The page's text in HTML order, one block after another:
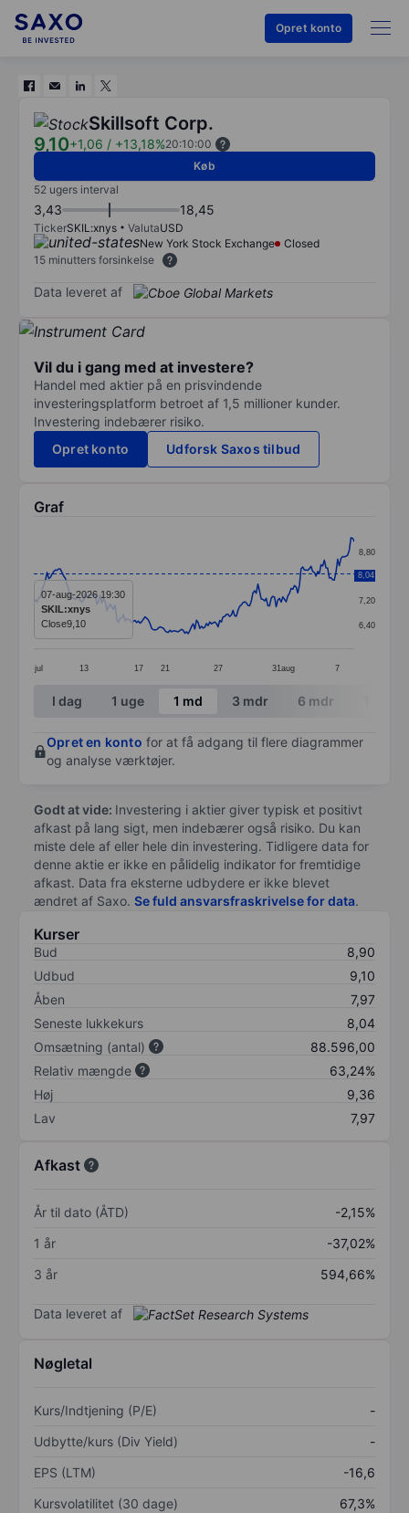
Opret konto
Skillsoft Corp.
9,10+1,06 / +13,18%20:10:00
Køb
52 ugers interval
3,43 18,45
TickerSKIL:xnys ValutaUSD
New York Stock Exchange
Closed
15 minutters forsinkelse
Data leveret af
Vil du i gang med at investere?
Handel med aktier på en prisvindende
investeringsplatform betroet af 1,5 millioner kunder.
Investering indebærer risiko.
Opret konto
Udforsk Saxos tilbud
Graf
Line chart with 194 data points.
The chart has 1 X axis displaying categories.
The chart has 1 Y axis displaying values. Data
jul 13 17 21 27 31 aug 7
6,40
7,20
8,00
8,80
8,04
07-aug-2026 19:30
SKIL:xnys
Close9,10
End of interactive chart.
I dag 1 uge 1 md 3 mdr 6 mdr
Opret en konto for at få adgang til flere diagrammer
og analyse værktøjer.
Godt at vide: Investering i aktier giver typisk et positivt
afkast på lang sigt, men indebærer også risiko. Du kan
miste dele af eller hele din investering. Tidligere data for
denne aktie er ikke en pålidelig indikator for fremtidige
afkast. Data fra eksterne udbydere er ikke blevet
ændret af Saxo. Se fuld ansvarsfraskrivelse for data.
Kurser
Bud
8,90
Udbud
9,10
Åben
7,97
Seneste lukkekurs
8,04
Omsætning (antal)
88.596,00
Relativ mængde
63,24%
Høj
9,36
Lav
7,97
Afkast
År til dato (ÅTD)
-2,15%
1 år
-37,02%
3 år
594,66%
Data leveret af
Nøgletal
Kurs/Indtjening (P/E)
-
Udbytte/kurs (Div Yield)
-
EPS (LTM)
-16,6
Kursvolatilitet (30 dage)
67,3%